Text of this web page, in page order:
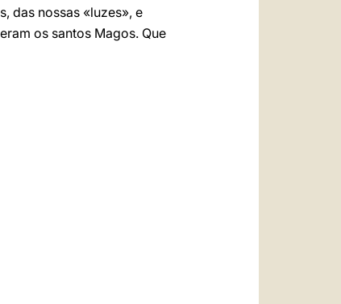
das nossas «luzes», e
os santos Magos. Que